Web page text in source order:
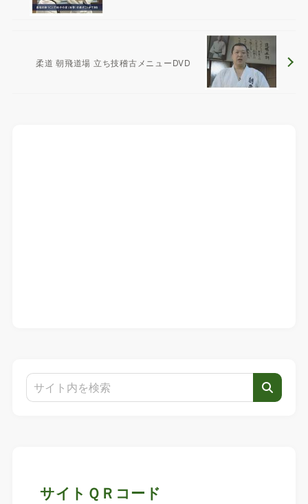
柔道 朝飛道場 立ち技稽古メニューDVD
サイトＱＲコード